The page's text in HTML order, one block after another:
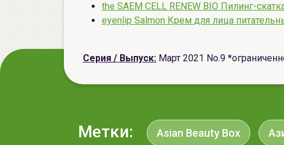
the SAEM CELL RENEW BIO Пилинг-
eyenlip Salmon Крем для лица
Серия / Выпуск: Март 2021 No.9
Метки: Asian Beauty Box